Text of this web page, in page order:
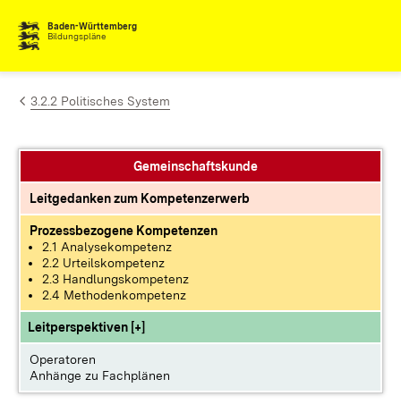
Zum Inhalt springen
Baden-Württemberg
Bildungspläne
3.2.2 Politisches System
Gemeinschaftskunde
Leitgedanken zum Kompetenzerwerb
Prozessbezogene Kompetenzen
2.1 Analysekompetenz
2.2 Urteilskompetenz
2.3 Handlungskompetenz
2.4 Methodenkompetenz
Leitperspektiven [+]
Operatoren
Anhänge zu Fachplänen